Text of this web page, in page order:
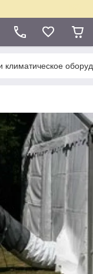
климатическое